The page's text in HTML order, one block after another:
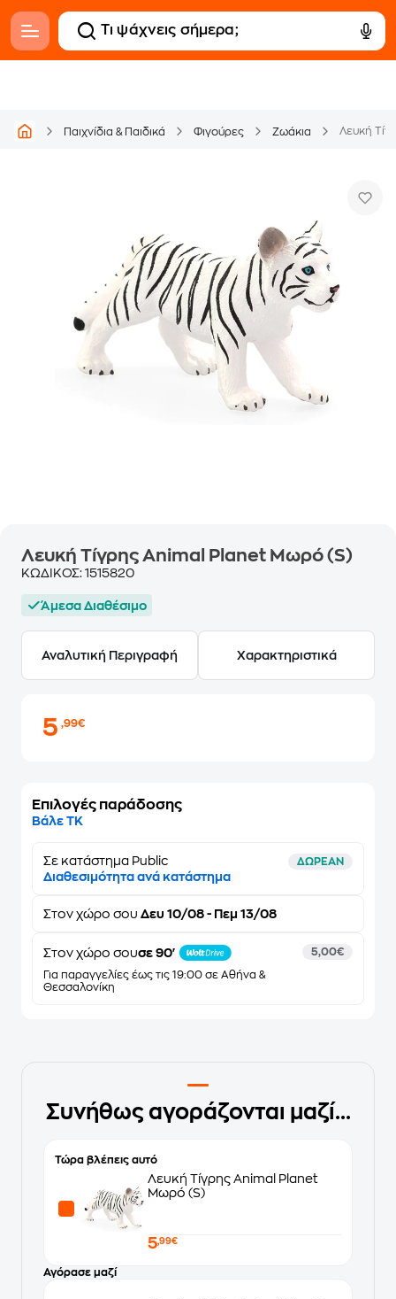
Παιχνίδια & Παιδικά Φιγούρες Ζωάκια Λευκή
Λευκή Τίγρης Animal Planet Μωρό (S)
ΚΩΔΙΚΟΣ: 1515820
Άμεσα Διαθέσιμο
Αναλυτική Περιγραφή Χαρακτηριστικά
5,99€
Επιλογές παράδοσης
Βάλε ΤΚ
Σε κατάστημα Public ΔΩΡΕΑΝ
Διαθεσιμότητα ανά κατάστημα
Στον χώρο σου Δευ 10/08 - Πεμ 13/08
Στον χώρο σουσε 90'
Για παραγγελίες έως τις 19:00 σε Αθήνα &
Θεσσαλονίκη
5,00€
Συνήθως αγοράζονται μαζί...
Τώρα βλέπεις αυτό
Λευκή Τίγρης Animal Planet
Μωρό (S)
5,99€
Αγόρασε μαζί